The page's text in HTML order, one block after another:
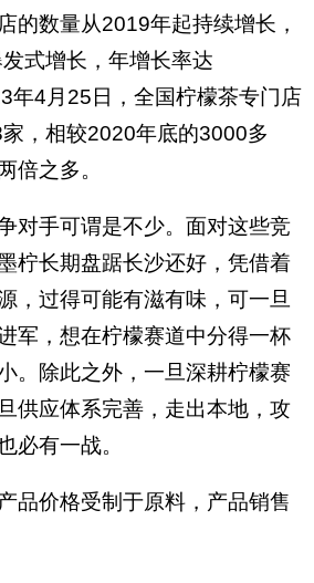
的数量从2019年起持续增长，
式增长，年增长率达
年4月25日，全国柠檬茶专门店
，相较2020年底的3000多
倍之多。
对手可谓是不少。面对这些竞
柠长期盘踞长沙还好，凭借着
，过得可能有滋有味，可一旦
军，想在柠檬赛道中分得一杯
。除此之外，一旦深耕柠檬赛
供应体系完善，走出本地，攻
必有一战。
品价格受制于原料，产品销售